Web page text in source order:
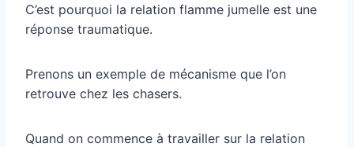
C’est pourquoi la relation flamme jumelle est une
réponse traumatique.
Prenons un exemple de mécanisme que l’on
retrouve chez les chasers.
Quand on commence à travailler sur la relation